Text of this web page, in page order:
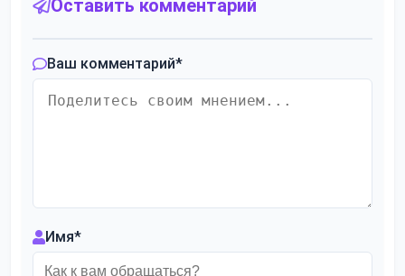
Оставить комментарий
Ваш комментарий*
Имя*